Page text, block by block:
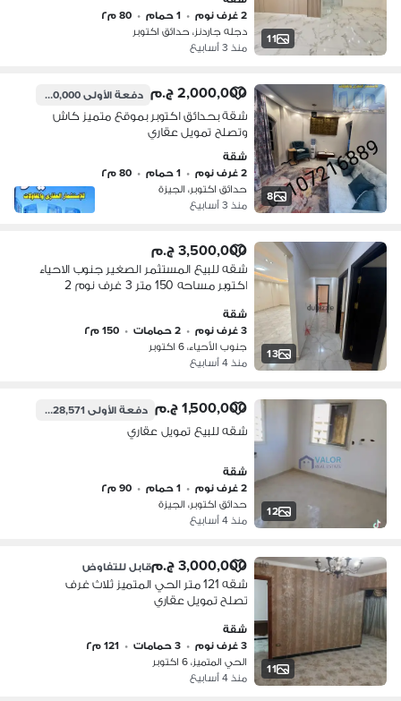
11
2 غرف نوم
• 1 حمام • 80 م٢
دجله جاردنز، حدائق اكتوبر
منذ 3 أسابيع
8
2,000,000 ج.م دفعة الأولى400,000 ج.م
شقة بحدائق اكتوبر بموقع متميز كاش
وتصلح تمويل عقاري
شقة
2 غرف نوم
• 1 حمام • 80 م٢
حدائق اكتوبر، الجيزة
منذ 3 أسابيع
13
3,500,000 ج.م
شقه للبيع المستثمر الصغير جنوب الاحياء
اكتوبر مساحه 150 متر 3 غرف نوم 2
اسانسير بجوار جميع الخدمات
شقة
3 غرف نوم
• 2 حمامات • 150 م٢
جنوب الأحياء، 6 اكتوبر
منذ 4 أسابيع
12
1,500,000 ج.م دفعة الأولى 428,571 ج.م
شقه للبيع تمويل عقاري
شقة
2 غرف نوم
• 1 حمام • 90 م٢
حدائق اكتوبر، الجيزة
منذ 4 أسابيع
11
3,000,000 ج.م قابل للتفاوض
شقه 121 متر الحي المتميز ثلاث غرف
تصلح تمويل عقاري
شقة
3 غرف نوم
• 3 حمامات • 121 م٢
الحي المتميز، 6 اكتوبر
منذ 4 أسابيع